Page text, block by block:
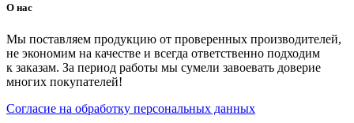
О нас
Мы поставляем продукцию от проверенных производителей,
не экономим на качестве и всегда ответственно подходим
к заказам. За период работы мы сумели завоевать доверие
многих покупателей!
Согласие на обработку персональных данных